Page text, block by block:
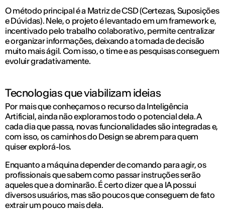
O método principal é a Matriz de CSD (Certezas, Suposições
e Dúvidas). Nele, o projeto é levantado em um framework e,
incentivado pelo trabalho colaborativo, permite centralizar
e organizar informações, deixando a tomada de decisão
muito mais ágil. Com isso, o time e as pesquisas conseguem
evoluir gradativamente.
Tecnologias que viabilizam ideias
Por mais que conheçamos o recurso da Inteligência
Artificial, ainda não exploramos todo o potencial dela. A
cada dia que passa, novas funcionalidades são integradas e,
com isso, os caminhos do Design se abrem para quem
quiser explorá-los.
Enquanto a máquina depender de comando para agir, os
profissionais que sabem como passar instruções serão
aqueles que a dominarão. É certo dizer que a IA possui
diversos usuários, mas são poucos que conseguem de fato
extrair um pouco mais dela.